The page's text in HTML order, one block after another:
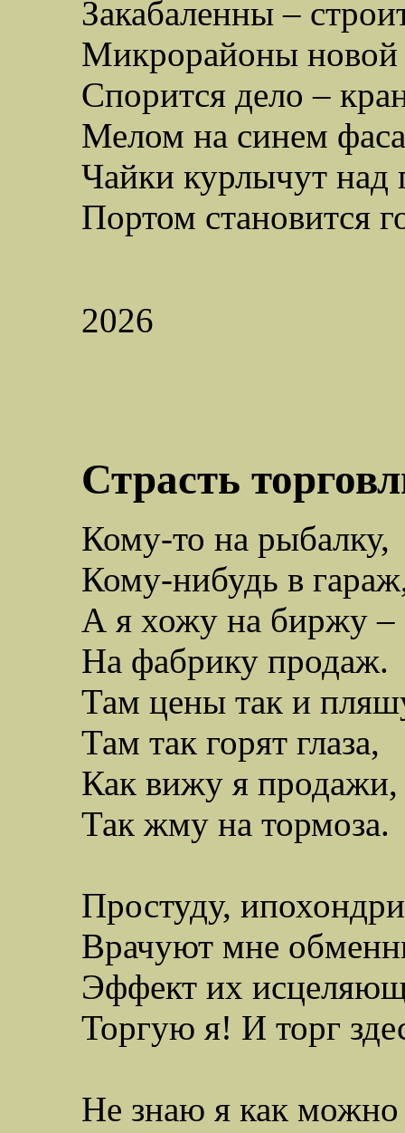
Закабаленны –
Микрорайоны новой
Спорится дело –
Мелом на синем
Чайки курлычут над
Портом становится
2026
Страсть
Кому-то на рыбалку,
Кому-нибудь в
А я хожу на биржу –
На фабрику продаж.
Там цены так и
Там так горят глаза,
Как вижу я продажи,
Так жму на тормоза.
Простуду,
Врачуют мне
Эффект их
Торгую я! И торг
Не знаю я как можно